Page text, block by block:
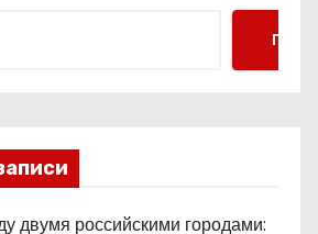
Поиск
двумя российскими городами: